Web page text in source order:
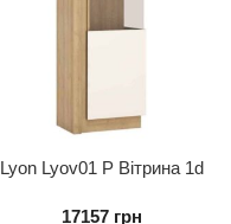
Lyon Lyov01 P Вітрина 1d
17157 грн